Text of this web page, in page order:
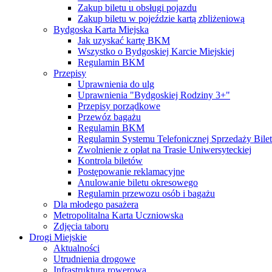
Zakup biletu u obsługi pojazdu
Zakup biletu w pojeździe kartą zbliżeniową
Bydgoska Karta Miejska
Jak uzyskać kartę BKM
Wszystko o Bydgoskiej Karcie Miejskiej
Regulamin BKM
Przepisy
Uprawnienia do ulg
Uprawnienia "Bydgoskiej Rodziny 3+"
Przepisy porządkowe
Przewóz bagażu
Regulamin BKM
Regulamin Systemu Telefonicznej Sprzedaży
Zwolnienie z opłat na Trasie Uniwersyteckiej
Kontrola biletów
Postępowanie reklamacyjne
Anulowanie biletu okresowego
Regulamin przewozu osób i bagażu
Dla młodego pasażera
Metropolitalna Karta Uczniowska
Zdjęcia taboru
Drogi Miejskie
Aktualności
Utrudnienia drogowe
Infrastruktura rowerowa